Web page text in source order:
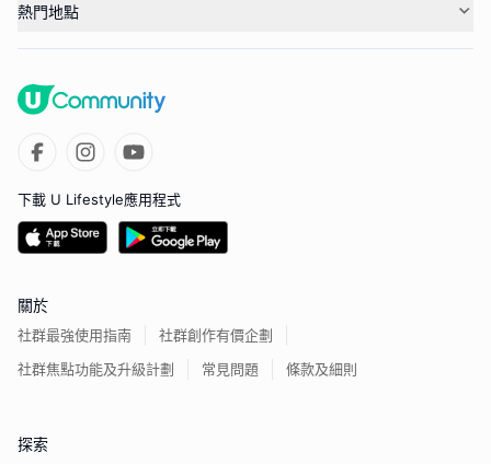
熱門地點
下載 U Lifestyle應用程式
關於
社群最強使用指南
社群創作有價企劃
社群焦點功能及升級計劃
常見問題 條款及細則
探索